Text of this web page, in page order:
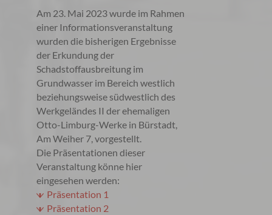
Am 23. Mai 2023 wurde im Rahmen
einer Informationsveranstaltung
wurden die bisherigen Ergebnisse
der Erkundung der
Schadstoffausbreitung im
Grundwasser im Bereich westlich
beziehungsweise südwestlich des
Werkgeländes II der ehemaligen
Otto-Limburg-Werke in Bürstadt,
Am Weiher 7, vorgestellt.
Die Präsentationen dieser
Veranstaltung könne hier
eingesehen werden:
Präsentation 1
Präsentation 2